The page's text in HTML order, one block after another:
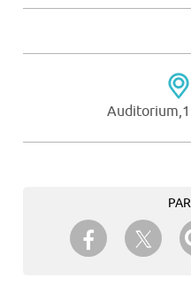
Partager